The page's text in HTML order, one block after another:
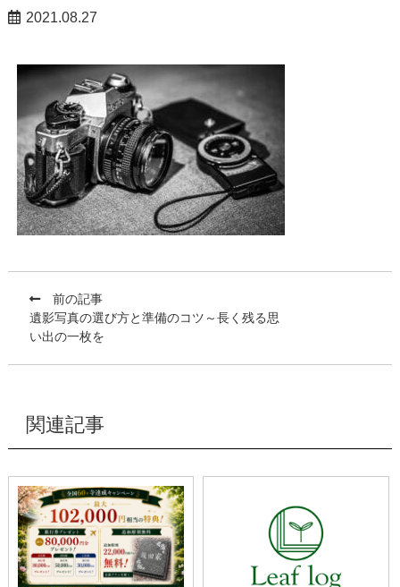
2021.08.27
前の記事
遺影写真の選び方と準備のコツ～長く残る思
い出の一枚を
関連記事